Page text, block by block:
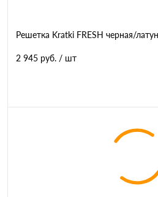
Решетка Kratki FRESH черная/
2 945 руб. / шт